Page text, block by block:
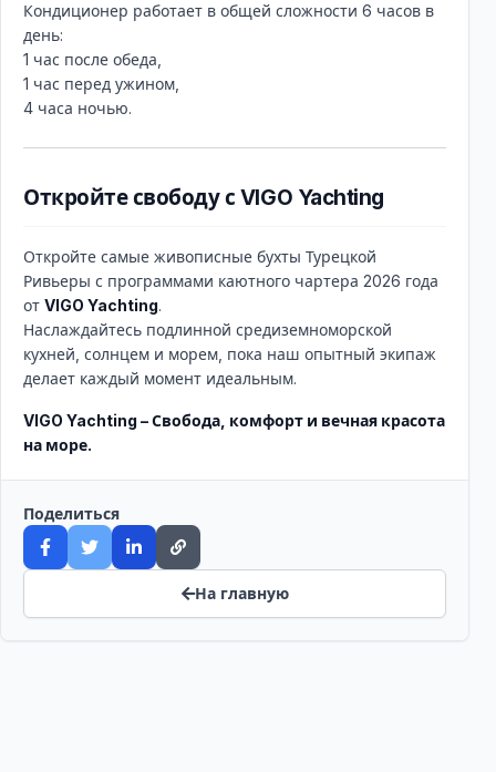
Кондиционер работает в общей сложности 6 часов в
день:
1 час после обеда,
1 час перед ужином,
4 часа ночью.
Откройте свободу с VIGO Yachting
Откройте самые живописные бухты Турецкой
Ривьеры с программами каютного чартера 2026 года
от VIGO Yachting.
Наслаждайтесь подлинной средиземноморской
кухней, солнцем и морем, пока наш опытный экипаж
делает каждый момент идеальным.
VIGO Yachting – Свобода, комфорт и вечная красота
на море.
Поделиться
На главную